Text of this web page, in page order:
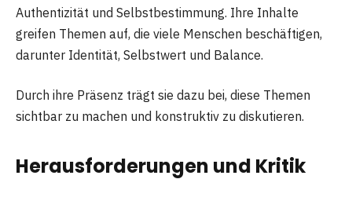
Authentizität und Selbstbestimmung. Ihre Inhalte
greifen Themen auf, die viele Menschen beschäftigen,
darunter Identität, Selbstwert und Balance.
Durch ihre Präsenz trägt sie dazu bei, diese Themen
sichtbar zu machen und konstruktiv zu diskutieren.
Herausforderungen und Kritik